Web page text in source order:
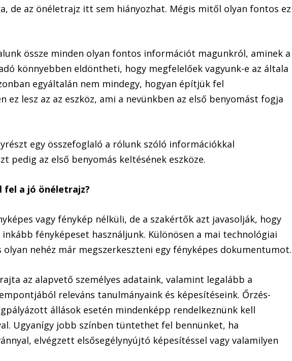
de az önéletrajz itt sem hiányozhat. Mégis mitől olyan fontos ez
össze minden olyan fontos információt magunkról, aminek a
könnyebben eldöntheti, hogy megfelelőek vagyunk-e az általa
egyáltalán nem mindegy, hogyan építjük fel
ez lesz az az eszköz, ami a nevünkben az első benyomást fogja
egy összefoglaló a rólunk szóló információkkal
pedig az első benyomás keltésének eszköze.
fel a jó önéletrajz?
vagy fénykép nélküli, de a szakértők azt javasolják, hogy
fényképeset használjunk. Különösen a mai technológiai
olyan nehéz már megszerkeszteni egy fényképes dokumentumot.
az alapvető személyes adataink, valamint legalább a
releváns tanulmányaink és képesítéseink. Őrzés-
állások esetén mindenképp rendelkeznünk kell
Ugyanígy jobb színben tüntethet fel bennünket, ha
elvégzett elsősegélynyújtó képesítéssel vagy valamilyen